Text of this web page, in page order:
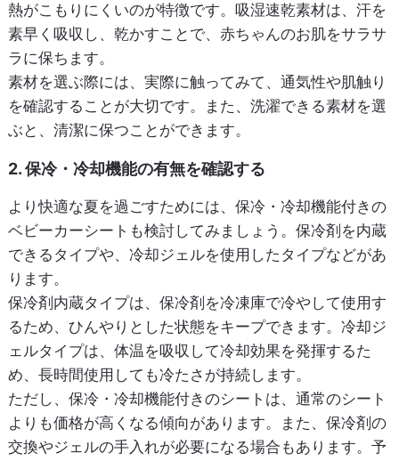
熱がこもりにくいのが特徴です。吸湿速乾素材は、汗を
素早く吸収し、乾かすことで、赤ちゃんのお肌をサラサ
ラに保ちます。
素材を選ぶ際には、実際に触ってみて、通気性や肌触り
を確認することが大切です。また、洗濯できる素材を選
ぶと、清潔に保つことができます。
2. 保冷・冷却機能の有無を確認する
より快適な夏を過ごすためには、保冷・冷却機能付きの
ベビーカーシートも検討してみましょう。保冷剤を内蔵
できるタイプや、冷却ジェルを使用したタイプなどがあ
ります。
保冷剤内蔵タイプは、保冷剤を冷凍庫で冷やして使用す
るため、ひんやりとした状態をキープできます。冷却ジ
ェルタイプは、体温を吸収して冷却効果を発揮するた
め、長時間使用しても冷たさが持続します。
ただし、保冷・冷却機能付きのシートは、通常のシート
よりも価格が高くなる傾向があります。また、保冷剤の
交換やジェルの手入れが必要になる場合もあります。予